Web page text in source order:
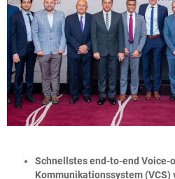
Schnellstes end-to-end Voice-
Kommunikationssystem (VCS)